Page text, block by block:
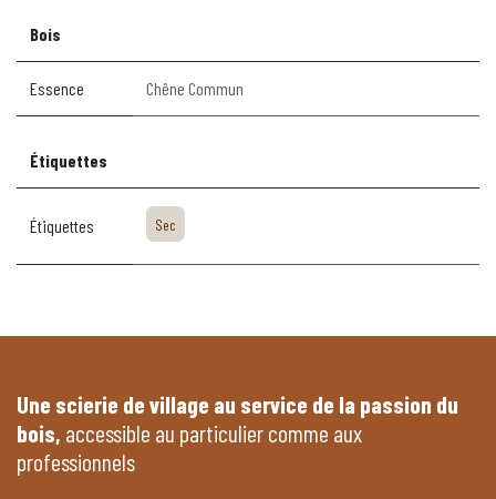
Bois
Essence Chêne Commun
Étiquettes
Étiquettes Sec
Une scierie de village au service de la passion du
bois, accessible au particulier comme aux
professionnels